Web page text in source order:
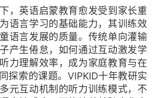
，英语启蒙教育愈发受到家长重
语言学习的基础能力，其训练效
语言发展的质量。传统单向灌输
产生倦怠，如何通过互动激发学
力理解效率，成为家庭教育与在
探索的课题。VIPKID十年教研实
元互动机制的听力训练模式，不